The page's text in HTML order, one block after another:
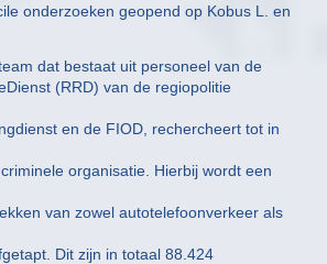
onderzoeken geopend op Kobus L. en
dat bestaat uit personeel van de
(RRD) van de regiopolitie
en de FIOD, rechercheert tot in
organisatie. Hierbij wordt een
van zowel autotelefoonverkeer als
Dit zijn in totaal 88.424